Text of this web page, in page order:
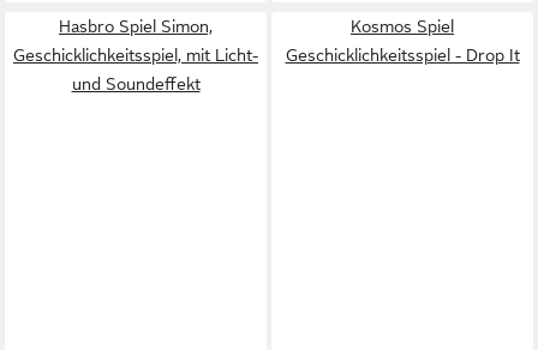
Hasbro Spiel Simon,
Geschicklichkeitsspiel, mit Licht-
und Soundeffekt
Kosmos Spiel
Geschicklichkeitsspiel - Drop It